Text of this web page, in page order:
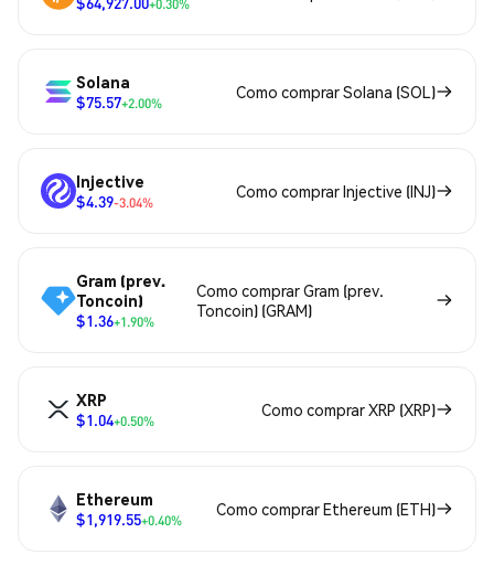
+0.30%
Solana
$75.57+2.00%
Como comprar Solana (SOL)
Injective
$4.39-3.04%
Como comprar Injective (INJ)
Gram (prev.
Toncoin)
$1.36+1.90%
Como comprar Gram (prev.
Toncoin) (GRAM)
XRP
$1.04+0.50%
Como comprar XRP (XRP)
Ethereum
$1,919.55+0.40%
Como comprar Ethereum (ETH)